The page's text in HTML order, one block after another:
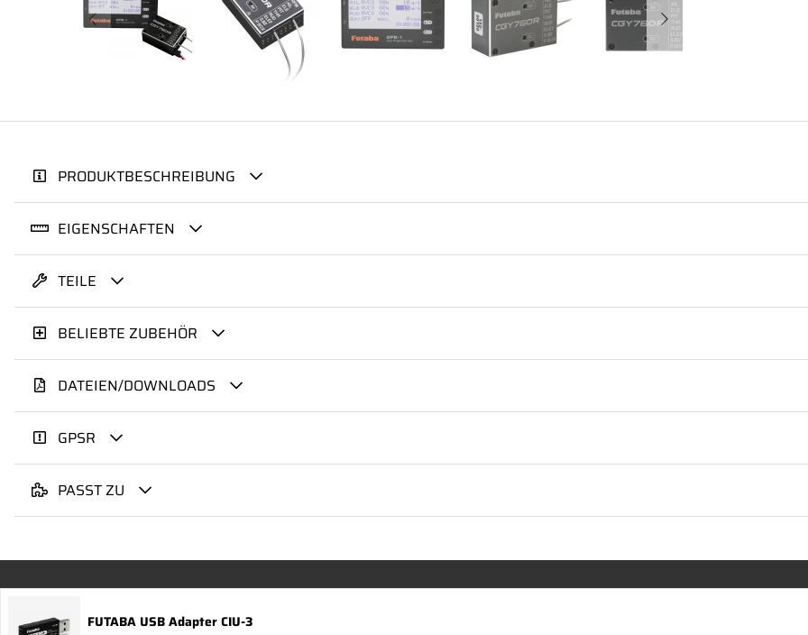
PRODUKTBESCHREIBUNG
EIGENSCHAFTEN
TEILE
BELIEBTE ZUBEHÖR
DATEIEN/DOWNLOADS
GPSR
PASST ZU
FUTABA USB Adapter CIU-3